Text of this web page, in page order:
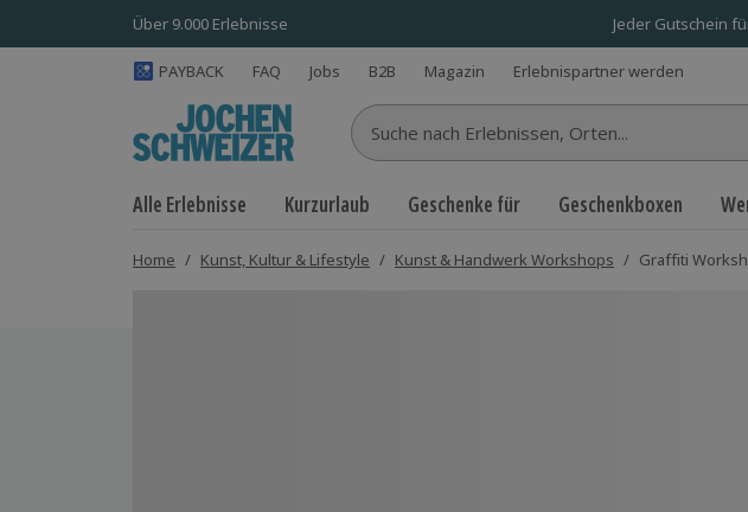
Über 9.000 Erlebnisse Jeder Gutschein
PAYBACK FAQ Jobs B2B Magazin Erlebnispartner werden
Suche nach Erlebnissen...
Alle Erlebnisse Kurzurlaub Geschenke für Geschenkboxen
Home / Kunst, Kultur & Lifestyle / Kunst & Handwerk Workshops / Graffiti